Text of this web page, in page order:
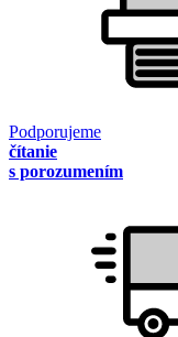
Podporujeme
čítanie
s porozumením